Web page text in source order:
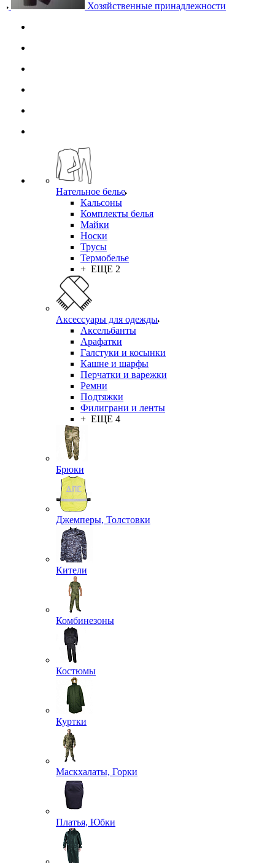
Хозяйственные принадлежности
Нательное белье
Кальсоны
Комплекты белья
Майки
Носки
Трусы
Термобелье
+ ЕЩЕ 2
Аксессуары для одежды
Аксельбанты
Арафатки
Галстуки и косынки
Кашне и шарфы
Перчатки и варежки
Ремни
Подтяжки
Филиграни и ленты
+ ЕЩЕ 4
Брюки
Джемперы, Толстовки
Кители
Комбинезоны
Костюмы
Куртки
Маскхалаты, Горки
Платья, Юбки